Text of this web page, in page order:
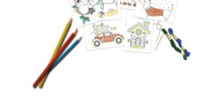
können
auf
der
Produktseite